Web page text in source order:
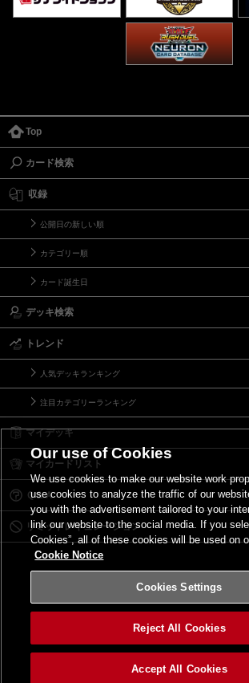
Top
カード検索
収録
公開日の新しい順
カテゴリー順
カード誕生日
デッキ検索
トレンド
人気デッキランキング
注目カテゴリーランキング
マイデッキ
マイカードリスト
Ｑ＆Ａ
リミットレギュレーション
サイトポリシ
©2026
Our use of Cookies
We use cookies to make our website work
use cookies to analyze the traffic of our
you with the advertisement tailored to your
link our website to the social media. If you
Cookies”, all of these cookies will be used on
Cookie Notice
Cookies Settings
Reject All Cookies
Accept All Cookies